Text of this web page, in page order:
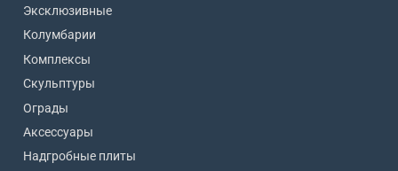
Эксклюзивные
Колумбарии
Комплексы
Скульптуры
Ограды
Аксессуары
Надгробные плиты